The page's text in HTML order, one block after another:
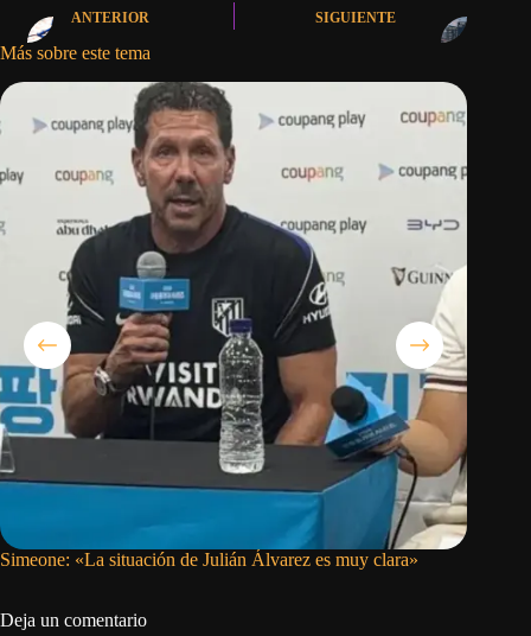
ANTERIOR SIGUIENTE
Más sobre este tema
Simeone: «La situación de Julián Álvarez es muy clara»
Deja un comentario